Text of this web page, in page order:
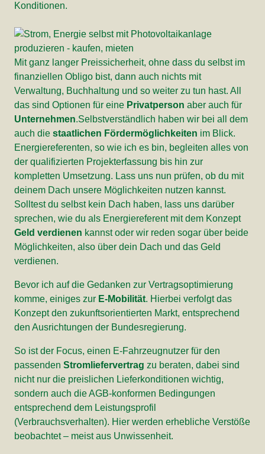
Konditionen.
Mit ganz langer Preissicherheit, ohne dass du selbst im
finanziellen Obligo bist, dann auch nichts mit
Verwaltung, Buchhaltung und so weiter zu tun hast. All
das sind Optionen für eine Privatperson aber auch für
Unternehmen.Selbstverständlich haben wir bei all dem
auch die staatlichen Fördermöglichkeiten im Blick.
Energiereferenten, so wie ich es bin, begleiten alles von
der qualifizierten Projekterfassung bis hin zur
kompletten Umsetzung. Lass uns nun prüfen, ob du mit
deinem Dach unsere Möglichkeiten nutzen kannst.
Solltest du selbst kein Dach haben, lass uns darüber
sprechen, wie du als Energiereferent mit dem Konzept
Geld verdienen kannst oder wir reden sogar über beide
Möglichkeiten, also über dein Dach und das Geld
verdienen.
Bevor ich auf die Gedanken zur Vertragsoptimierung
komme, einiges zur E-Mobilität. Hierbei verfolgt das
Konzept den zukunftsorientierten Markt, entsprechend
den Ausrichtungen der Bundesregierung.
So ist der Focus, einen E-Fahrzeugnutzer für den
passenden Stromliefervertrag zu beraten, dabei sind
nicht nur die preislichen Lieferkonditionen wichtig,
sondern auch die AGB-konformen Bedingungen
entsprechend dem Leistungsprofil
(Verbrauchsverhalten). Hier werden erhebliche Verstöße
beobachtet – meist aus Unwissenheit.